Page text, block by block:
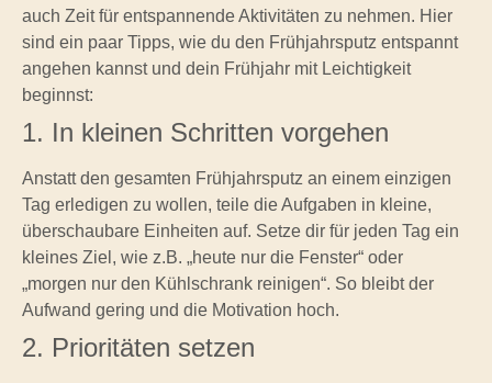
auch Zeit für entspannende Aktivitäten zu nehmen. Hier
sind ein paar Tipps, wie du den Frühjahrsputz entspannt
angehen kannst und dein Frühjahr mit Leichtigkeit
beginnst:
1. In kleinen Schritten vorgehen
Anstatt den gesamten Frühjahrsputz an einem einzigen
Tag erledigen zu wollen, teile die Aufgaben in kleine,
überschaubare Einheiten auf. Setze dir für jeden Tag ein
kleines Ziel, wie z.B. „heute nur die Fenster“ oder
„morgen nur den Kühlschrank reinigen“. So bleibt der
Aufwand gering und die Motivation hoch.
2. Prioritäten setzen